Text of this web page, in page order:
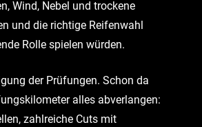
Wind, Nebel und trockene
und die richtige Reifenwahl
Rolle spielen würden.
der Prüfungen. Schon da
alles abverlangen:
zahlreiche Cuts mit